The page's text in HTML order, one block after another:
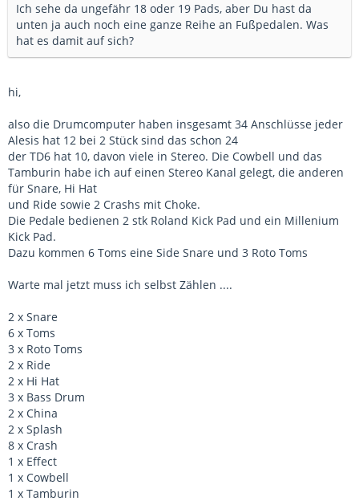
Ich sehe da ungefähr 18 oder 19 Pads, aber Du hast da
unten ja auch noch eine ganze Reihe an Fußpedalen. Was
hat es damit auf sich?
hi,
also die Drumcomputer haben insgesamt 34 Anschlüsse jeder
Alesis hat 12 bei 2 Stück sind das schon 24
der TD6 hat 10, davon viele in Stereo. Die Cowbell und das
Tamburin habe ich auf einen Stereo Kanal gelegt, die anderen
für Snare, Hi Hat
und Ride sowie 2 Crashs mit Choke.
Die Pedale bedienen 2 stk Roland Kick Pad und ein Millenium
Kick Pad.
Dazu kommen 6 Toms eine Side Snare und 3 Roto Toms
Warte mal jetzt muss ich selbst Zählen ....
2 x Snare
6 x Toms
3 x Roto Toms
2 x Ride
2 x Hi Hat
3 x Bass Drum
2 x China
2 x Splash
8 x Crash
1 x Effect
1 x Cowbell
1 x Tamburin